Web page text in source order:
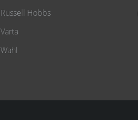
Russell Hobbs
Varta
Wahl